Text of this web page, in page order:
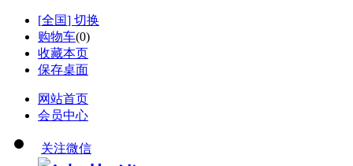
[全国] 切换
购物车(0)
收藏本页
保存桌面
网站首页
会员中心
关注微信